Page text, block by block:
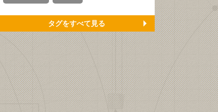
タグをすべて見る